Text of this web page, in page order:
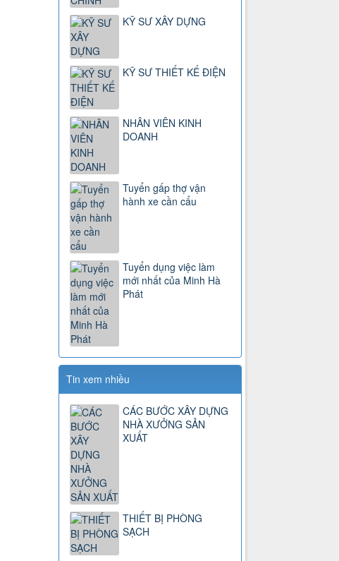
KỸ SƯ XÂY DỰNG
KỸ SƯ THIẾT KẾ ĐIỆN
NHÂN VIÊN KINH
DOANH
Tuyển gấp thợ vận
hành xe cần cẩu
Tuyển dụng việc làm
mới nhất của Minh Hà
Phát
Tin xem nhiều
CÁC BƯỚC XÂY DỰNG
NHÀ XƯỞNG SẢN
XUẤT
THIẾT BỊ PHÒNG
SẠCH